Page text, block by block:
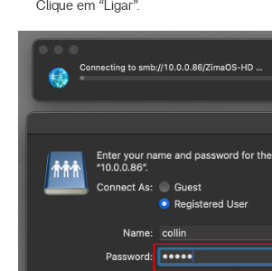
Clique em “Ligar”.